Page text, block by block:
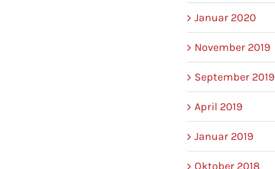
Januar 2020
November 2019
September 2019
April 2019
Januar 2019
Oktober 2018